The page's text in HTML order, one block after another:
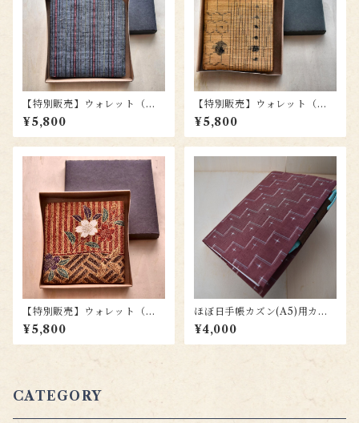
【特別販売】ウォレット（札
入）wl002
¥5,800
【特別販売】ウォレット（札
入）wl008
¥5,800
【特別販売】ウォレット（札
入）wl004
¥5,800
ほぼ日手帳カズン(A5)用カバ
ー hc038
¥4,000
CATEGORY